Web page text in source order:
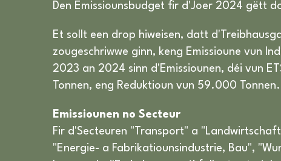
Den Emissiounsbudget fir d'Joer 2024 gëtt
Et sollt een drop hiweisen, datt
zougeschriwwe ginn, keng Emissioune vun
2023 an 2024 sinn d'Emissiounen, déi vun
Tonnen, eng Reduktioun vun 59.000 Tonnen.
Emissiounen no Secteur
Fir d'Secteuren "Transport" a
"Energie- a Fabrikatiounsindustrie, Bau",